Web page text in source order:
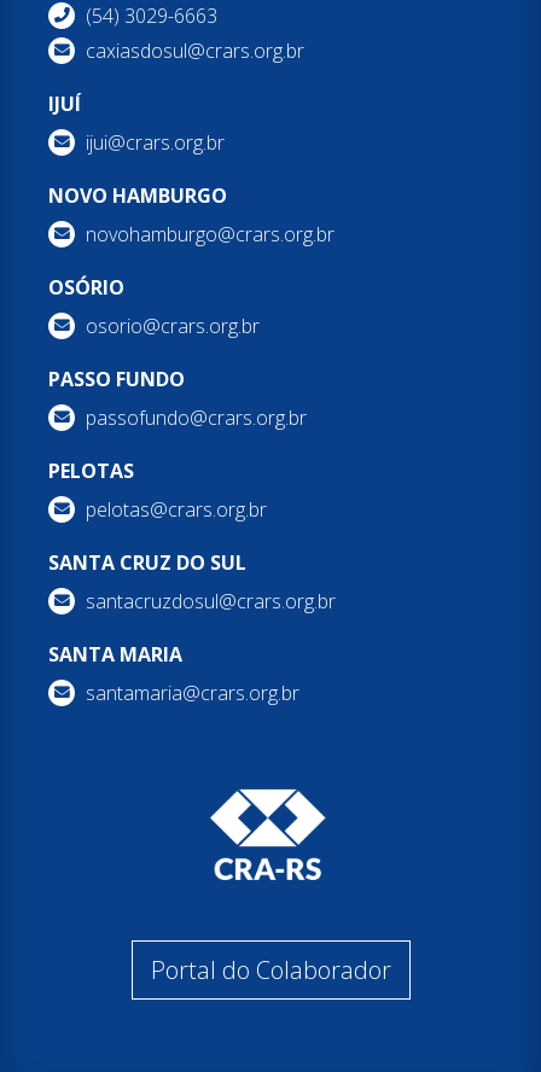
(54) 3029-6663
caxiasdosul@crars.org.br
IJUÍ
ijui@crars.org.br
NOVO HAMBURGO
novohamburgo@crars.org.br
OSÓRIO
osorio@crars.org.br
PASSO FUNDO
passofundo@crars.org.br
PELOTAS
pelotas@crars.org.br
SANTA CRUZ DO SUL
santacruzdosul@crars.org.br
SANTA MARIA
santamaria@crars.org.br
Portal do Colaborador